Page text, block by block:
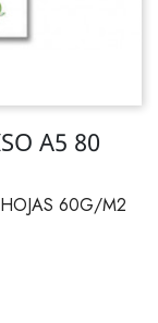
A5 80
60G/M2